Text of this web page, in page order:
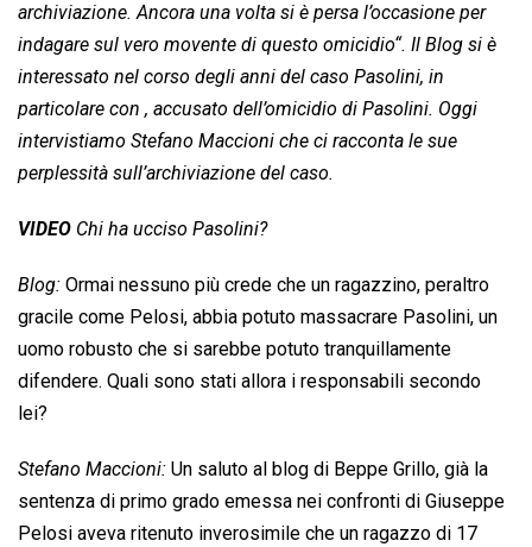
archiviazione. Ancora una volta si è persa l’occasione per
indagare sul vero movente di questo omicidio“. Il Blog si è
interessato nel corso degli anni del caso Pasolini, in
particolare con , accusato dell’omicidio di Pasolini. Oggi
intervistiamo Stefano Maccioni che ci racconta le sue
perplessità sull’archiviazione del caso.
VIDEO Chi ha ucciso Pasolini?
Blog: Ormai nessuno più crede che un ragazzino, peraltro
gracile come Pelosi, abbia potuto massacrare Pasolini, un
uomo robusto che si sarebbe potuto tranquillamente
difendere. Quali sono stati allora i responsabili secondo
lei?
Stefano Maccioni: Un saluto al blog di Beppe Grillo, già la
sentenza di primo grado emessa nei confronti di Giuseppe
Pelosi aveva ritenuto inverosimile che un ragazzo di 17